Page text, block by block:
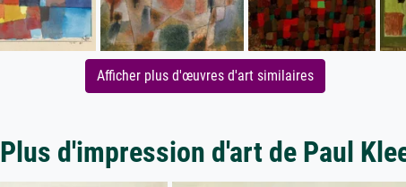
Afficher plus d'œuvres d'art similaires
Plus d'impression d'art de Paul